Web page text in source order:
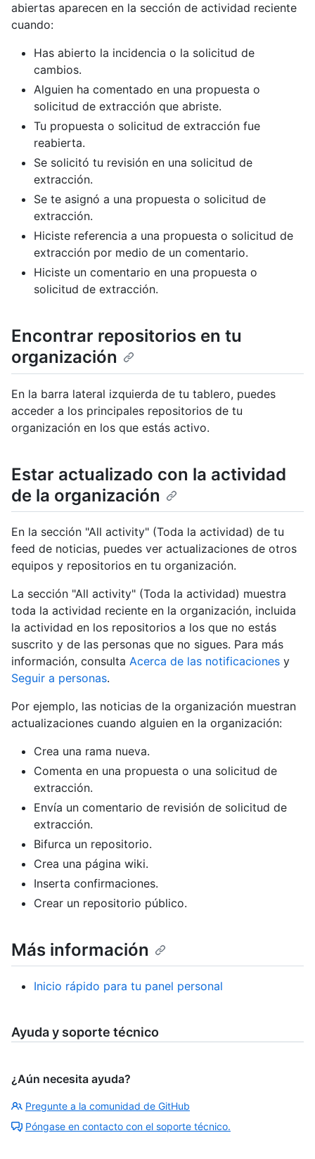
abiertas aparecen en la sección de actividad reciente
cuando:
Has abierto la incidencia o la solicitud de
cambios.
Alguien ha comentado en una propuesta o
solicitud de extracción que abriste.
Tu propuesta o solicitud de extracción fue
reabierta.
Se solicitó tu revisión en una solicitud de
extracción.
Se te asignó a una propuesta o solicitud de
extracción.
Hiciste referencia a una propuesta o solicitud de
extracción por medio de un comentario.
Hiciste un comentario en una propuesta o
solicitud de extracción.
Encontrar repositorios en tu
organización
En la barra lateral izquierda de tu tablero, puedes
acceder a los principales repositorios de tu
organización en los que estás activo.
Estar actualizado con la actividad
de la organización
En la sección "All activity" (Toda la actividad) de tu
feed de noticias, puedes ver actualizaciones de otros
equipos y repositorios en tu organización.
La sección "All activity" (Toda la actividad) muestra
toda la actividad reciente en la organización, incluida
la actividad en los repositorios a los que no estás
suscrito y de las personas que no sigues. Para más
información, consulta Acerca de las notificaciones y
Seguir a personas.
Por ejemplo, las noticias de la organización muestran
actualizaciones cuando alguien en la organización:
Crea una rama nueva.
Comenta en una propuesta o una solicitud de
extracción.
Envía un comentario de revisión de solicitud de
extracción.
Bifurca un repositorio.
Crea una página wiki.
Inserta confirmaciones.
Crear un repositorio público.
Más información
Inicio rápido para tu panel personal
Ayuda y soporte técnico
¿Aún necesita ayuda?
Pregunte a la comunidad de GitHub
Póngase en contacto con el soporte técnico.